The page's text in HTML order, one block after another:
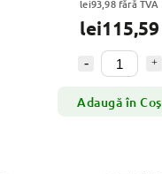
lei93,98 fără TVA
lei115,59
Adaugă în Coş